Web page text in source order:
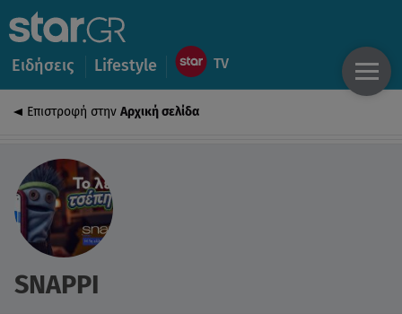
Ειδήσεις Lifestyle
Επιστροφή στην Αρχική σελίδα
SNAPPI